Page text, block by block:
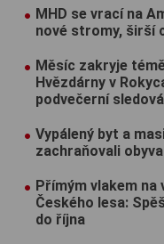
MHD se vrací na
nové stromy, širší
Měsíc zakryje
Hvězdárny v
podvečerní
Vypálený byt a
zachraňovali
Přímým vlakem na
Českého lesa:
do října